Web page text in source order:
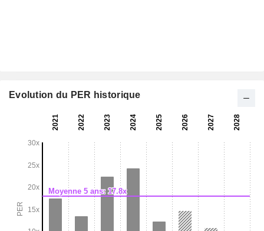
Evolution du PER historique